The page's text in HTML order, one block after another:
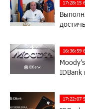
17:28:15
16:36:59
IDBank
17:22:07